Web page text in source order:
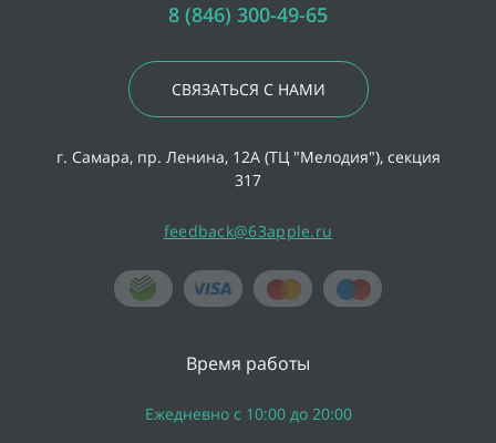
8 (846) 300-49-65
СВЯЗАТЬСЯ С НАМИ
г. Самара, пр. Ленина, 12А (ТЦ "Мелодия"), секция
317
feedback@63apple.ru
Время работы
Ежедневно с 10:00 до 20:00